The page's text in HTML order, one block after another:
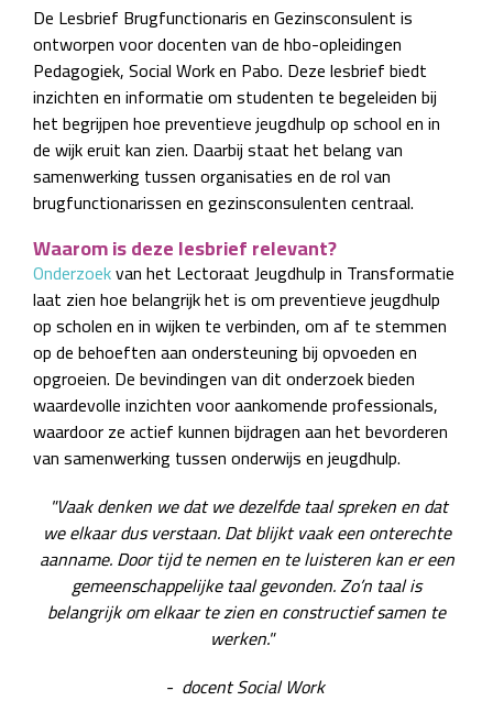
De Lesbrief Brugfunctionaris en Gezinsconsulent is
ontworpen voor docenten van de hbo-opleidingen
Pedagogiek, Social Work en Pabo. Deze lesbrief biedt
inzichten en informatie om studenten te begeleiden bij
het begrijpen hoe preventieve jeugdhulp op school en in
de wijk eruit kan zien. Daarbij staat het belang van
samenwerking tussen organisaties en de rol van
brugfunctionarissen en gezinsconsulenten centraal.
Waarom is deze lesbrief relevant?
Onderzoekvan het Lectoraat Jeugdhulp in Transformatie
laat zien hoe belangrijk het is om preventieve jeugdhulp
op scholen en in wijken te verbinden, om af te stemmen
op de behoeften aan ondersteuning bij opvoeden en
opgroeien. De bevindingen van dit onderzoek bieden
waardevolle inzichten voor aankomende professionals,
waardoor ze actief kunnen bijdragen aan het bevorderen
van samenwerking tussen onderwijs en jeugdhulp.
"Vaak denken we dat we dezelfde taal spreken en dat
we elkaar dus verstaan. Dat blijkt vaak een onterechte
aanname. Door tijd te nemen en te luisteren kan er een
gemeenschappelijke taal gevonden. Zo’n taal is
belangrijk om elkaar te zien en constructief samen te
werken."
- docent Social Work